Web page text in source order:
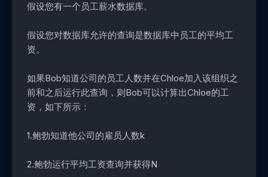
假设您有一个员工薪水数据库。
假设您对数据库允许的查询是数据库中员工的平均工
资。
如果Bob知道公司的员工人数并在Chloe加入该组织之
前和之后运行此查询，则Bob可以计算出Chloe的工
资，如下所示：
1.鲍勃知道他公司的雇员人数k
2.鲍勃运行平均工资查询并获得N